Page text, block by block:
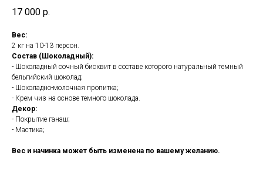
17 000 р.
Вес:
2 кг на 10-13 персон.
Состав (Шоколадный):
- Шоколадный сочный бисквит в составе которого натуральный темный
бельгийский шоколад;
- Шоколадно-молочная пропитка;
- Крем чиз на основе темного шоколада.
Декор:
- Покрытие ганаш;
- Мастика;
Вес и начинка может быть изменена по вашему желанию.